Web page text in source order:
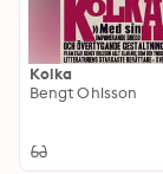
Kolka
Bengt Ohlsson